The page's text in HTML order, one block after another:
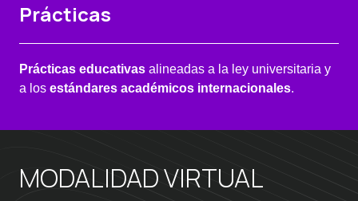
Prácticas
Prácticas educativas alineadas a la ley universitaria y
a los estándares académicos internacionales.
MODALIDAD VIRTUAL